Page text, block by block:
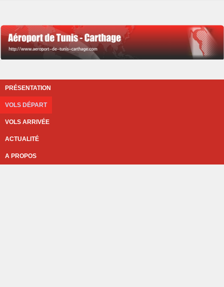
PRÉSENTATION
VOLS DÉPART
VOLS ARRIVÉE
ACTUALITÉ
A PROPOS